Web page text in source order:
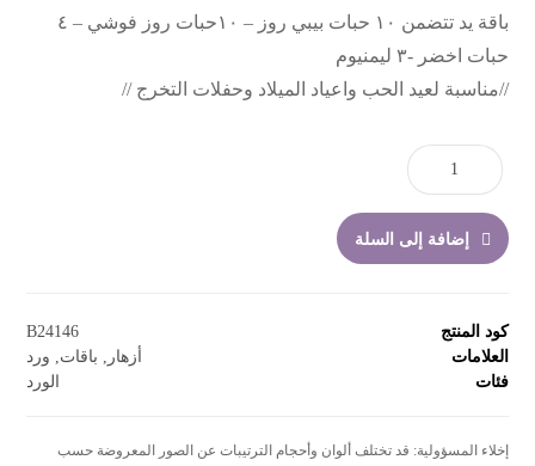
باقة يد تتضمن ١٠ حبات بيبي روز – ١٠حبات روز فوشي – ٤
حبات اخضر -٣ ليمنيوم
//مناسبة لعيد الحب واعياد الميلاد وحفلات التخرج //
إضافة إلى السلة
كود المنتج
B24146
العلامات
أزهار , باقات, ورد
فئات
الورد
إخلاء المسؤولية: قد تختلف ألوان وأحجام الترتيبات عن الصور المعروضة حسب